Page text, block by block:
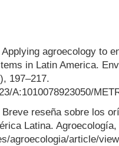
agroecology to
in Latin America.
197–217.
A:1010078923050/
reseña sobre los
Latina.
agroecologia/article/